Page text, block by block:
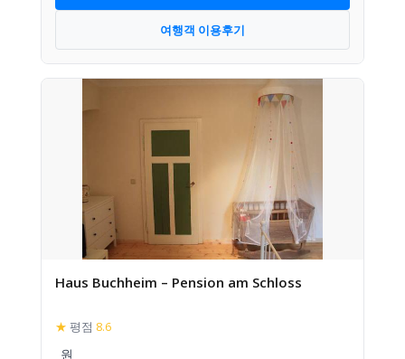
여행객 이용후기
Haus Buchheim – Pension am Schloss
★ 평점 8.6